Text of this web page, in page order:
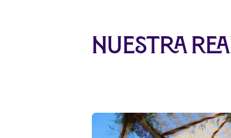
Nuestra